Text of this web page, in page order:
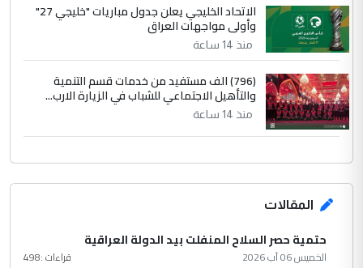
الاتحاد الخليجي يعلن جدول مباريات "خليجي 27"
وأولى مواجهات العراق
منذ 14 ساعة
(796) الف مستفيد من خدمات قسم التنمية
والتأهيل الاجتماعي للشباب في الزيارة الارب...
منذ 14 ساعة
المقالات
حتمية حصر السلاح المنفلت بيد الدولة العراقية
الخميس 06 آب 2026 قراءات :498